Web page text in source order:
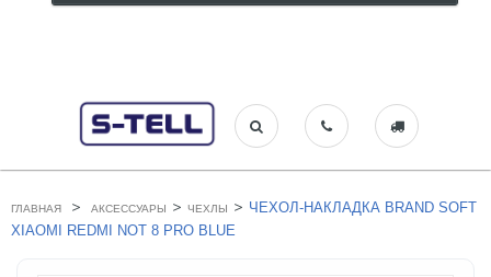
ГЛАВНАЯ > АКСЕССУАРЫ > ЧЕХЛЫ > ЧЕХОЛ-НАКЛАДКА BRAND SOFT
XIAOMI REDMI NOT 8 PRO BLUE